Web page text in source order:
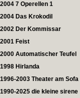
2004 7 Operellen 1
2004 Das Krokodil
2002 Der Kommissar
2001 Feist
2000 Automatischer Teufel
1998 Hirlanda
1996-2003 Theater am Sofa
1990-2025 die kleine sirene